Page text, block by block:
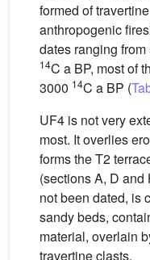
formed of
anthropogenic
dates ranging
14C a BP, most of
3000 14C a BP (
UF4 is not very
most. It overlies
forms the T2
(sections A, D and
not been dated, is
sandy beds,
material, overlain
travertine clasts.